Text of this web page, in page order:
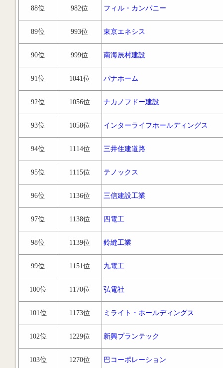
88位 982位 フィル・カンパニー
89位 993位 東京エネシス
90位 999位 南海辰村建設
91位 1041位 パナホーム
92位 1056位 ナカノフドー建設
93位 1058位 インターライフホールディングス
94位 1114位 三井住建道路
95位 1115位 テノックス
96位 1136位 三信建設工業
97位 1138位 四電工
98位 1139位 鈴縫工業
99位 1151位 九電工
100位 1170位 弘電社
101位 1173位 ミライト・ホールディングス
102位 1229位 新興プランテック
103位 1270位 巴コーポレーション